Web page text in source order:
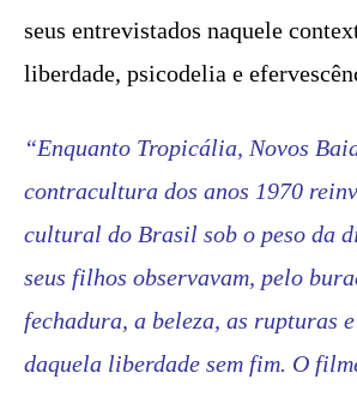
seus entrevistados naquele
liberdade, psicodelia e
“Enquanto Tropicália, Novos
contracultura dos anos 1970
cultural do Brasil sob o peso da
seus filhos observavam, pelo
fechadura, a beleza, as rupturas
daquela liberdade sem fim. O